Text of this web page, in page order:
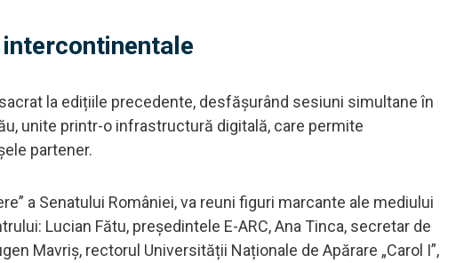
la edițiile precedente, desfășurând sesiuni simultane în
unite printr-o infrastructură digitală, care permite
partener.
a Senatului României, va reuni figuri marcante ale mediului
Lucian Fătu, președintele E-ARC, Ana Tinca, secretar de
Mavriș, rectorul Universității Naționale de Apărare „Carol I”,